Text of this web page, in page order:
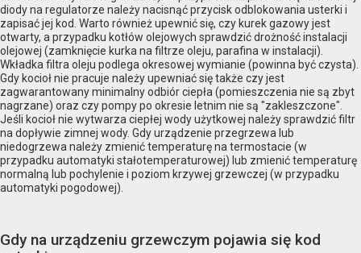
diody na regulatorze należy nacisnąć przycisk odblokowania usterki i
zapisać jej kod. Warto również upewnić się, czy kurek gazowy jest
otwarty, a przypadku kotłów olejowych sprawdzić drożność instalacji
olejowej (zamknięcie kurka na filtrze oleju, parafina w instalacji).
Wkładka filtra oleju podlega okresowej wymianie (powinna być czysta).
Gdy kocioł nie pracuje należy upewniać się także czy jest
zagwarantowany minimalny odbiór ciepła (pomieszczenia nie są zbyt
nagrzane) oraz czy pompy po okresie letnim nie są "zakleszczone".
Jeśli kocioł nie wytwarza ciepłej wody użytkowej należy sprawdzić filtr
na dopływie zimnej wody. Gdy urządzenie przegrzewa lub
niedogrzewa należy zmienić temperaturę na termostacie (w
przypadku automatyki stałotemperaturowej) lub zmienić temperaturę
normalną lub pochylenie i poziom krzywej grzewczej (w przypadku
automatyki pogodowej).
Gdy na urządzeniu grzewczym pojawia się kod